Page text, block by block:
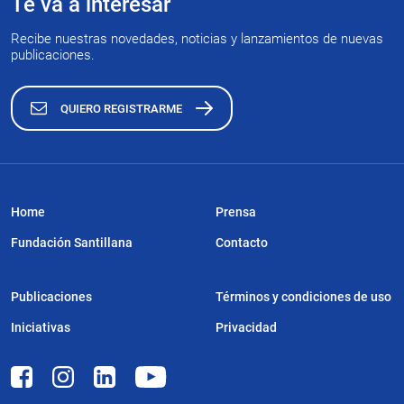
Recibe nuestras novedades, noticias y lanzamientos de nuevas
publicaciones.
QUIERO REGISTRARME
Home
Fundación Santillana
Publicaciones
Iniciativas
Prensa
Contacto
Términos y condiciones de uso
Privacidad